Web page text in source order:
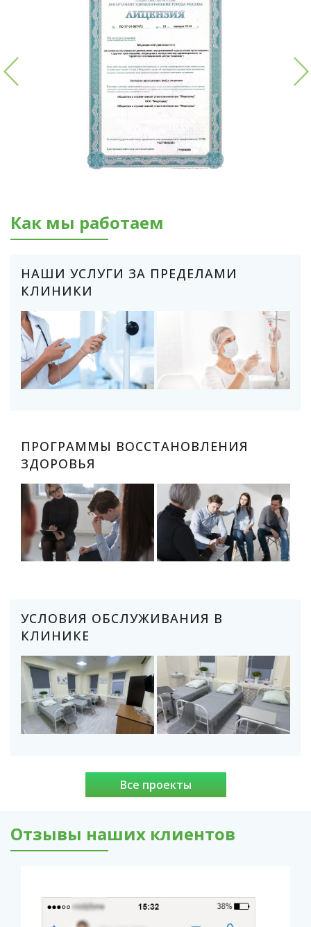
Как мы работаем
НАШИ УСЛУГИ ЗА ПРЕДЕЛАМИ
КЛИНИКИ
ПРОГРАММЫ ВОССТАНОВЛЕНИЯ
ЗДОРОВЬЯ
УСЛОВИЯ ОБСЛУЖИВАНИЯ В
КЛИНИКЕ
Все проекты
Отзывы наших клиентов